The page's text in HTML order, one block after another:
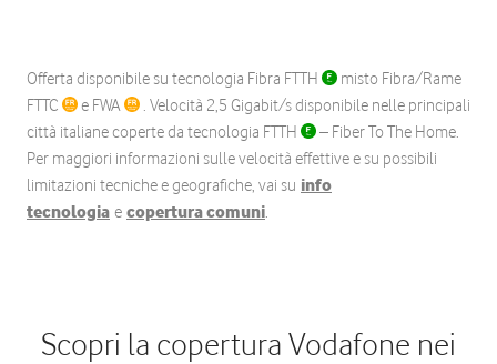
Offerta disponibile su tecnologia Fibra FTTH
misto Fibra/Rame
FTTC
e FWA
. Velocità 2,5 Gigabit/s disponibile nelle principali
città italiane coperte da tecnologia FTTH
– Fiber To The Home.
Per maggiori informazioni sulle velocità effettive e su possibili
limitazioni tecniche e geografiche, vai su info
tecnologia e copertura comuni.
Scopri la copertura Vodafone nei